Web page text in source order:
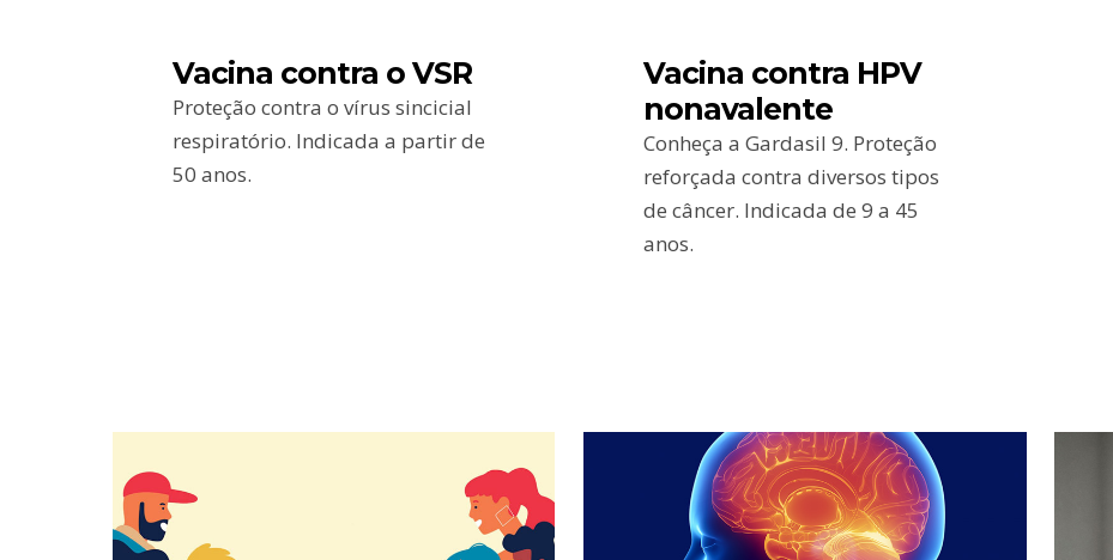
Vacina contra o VSR
Proteção contra o vírus sincicial
respiratório. Indicada a partir de
50 anos.
Vacina contra HPV
nonavalente
Conheça a Gardasil 9. Proteção
reforçada contra diversos tipos
de câncer. Indicada de 9 a 45
anos.